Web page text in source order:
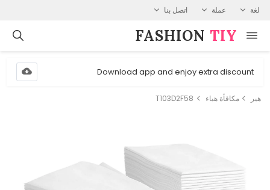
لغة عملة اتصل بنا
FASHION⁠ TIY
Download app and enjoy extra discount
هير مكافأة هباء T103D2F58